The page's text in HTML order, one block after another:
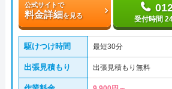
公式サイトで
料金詳細を見る 受付時間
駆けつけ時間 最短30分
出張見積もり 出張見積もり無料